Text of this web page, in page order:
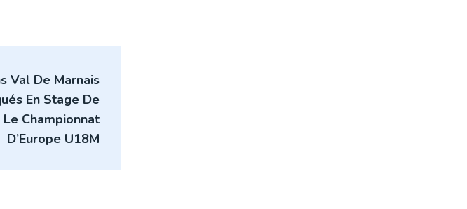
Val De Marnais
En Stage De
Championnat
D’Europe U18M